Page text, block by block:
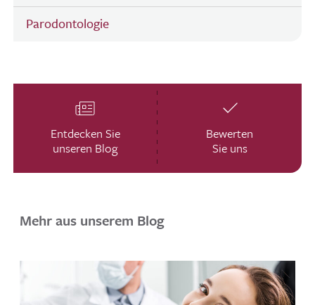
Parodontologie
Entdecken Sie
unseren Blog
Bewerten
Sie uns
Mehr aus unserem Blog